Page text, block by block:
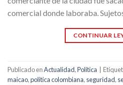
comercial donde laboraba.
CONTINUAR
Publicado enActualidad,Política
maicao,politica colombiana, seguridad,